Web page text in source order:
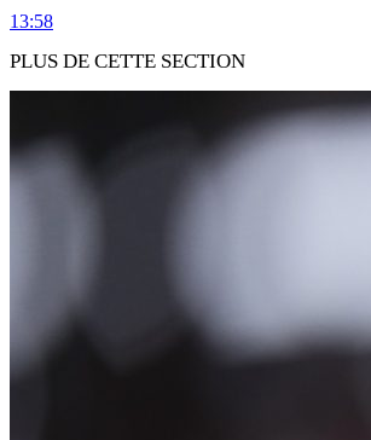
13:58
PLUS DE CETTE SECTION